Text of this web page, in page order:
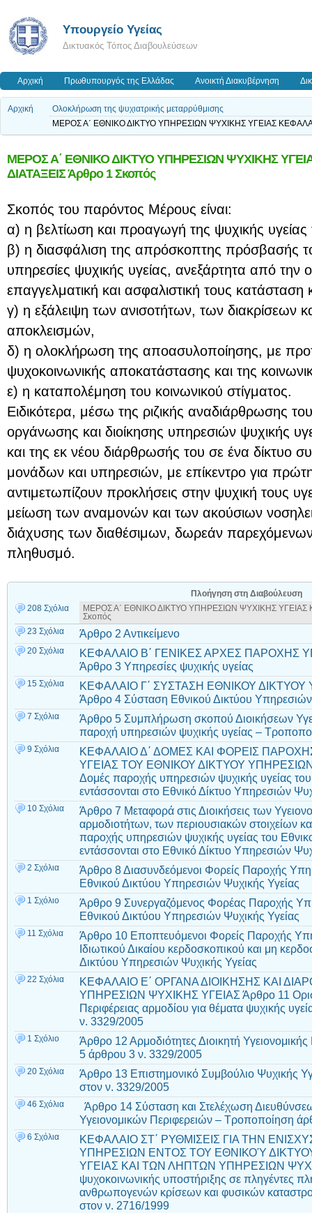
Υπουργείο Υγείας
Δικτυακός Τόπος Διαβουλεύσεων
Αρχική Πρωθυπουργός της Ελλάδας Ανοικτή Διακυβέρνηση
Αρχική
Ολοκλήρωση της ψυχιατρικής μεταρρύθμισης
ΜΕΡΟΣ Α΄ ΕΘΝΙΚΟ ΔΙΚΤΥΟ ΥΠΗΡΕΣΙΩΝ ΨΥΧΙΚΗΣ ΥΓΕΙΑΣ
ΜΕΡΟΣ Α΄ ΕΘΝΙΚΟ ΔΙΚΤΥΟ ΥΠΗΡΕΣΙΩΝ ΨΥΧΙΚΗΣ
ΔΙΑΤΑΞΕΙΣ Άρθρο 1 Σκοπός
Σκοπός του παρόντος Μέρους είναι:
α) η βελτίωση και προαγωγή της ψυχικής
β) η διασφάλιση της απρόσκοπτης πρόσβασής
υπηρεσίες ψυχικής υγείας, ανεξάρτητα από την
επαγγελματική και ασφαλιστική τους κατάσταση
γ) η εξάλειψη των ανισοτήτων, των διακρίσεων
αποκλεισμών,
δ) η ολοκλήρωση της αποασυλοποίησης, με
ψυχοκοινωνικής αποκατάστασης και της
ε) η καταπολέμηση του κοινωνικού στίγματος.
Ειδικότερα, μέσω της ριζικής αναδιάρθρωσης
οργάνωσης και διοίκησης υπηρεσιών ψυχικής
και της εκ νέου διάρθρωσής του σε ένα δίκτυο
μονάδων και υπηρεσιών, με επίκεντρο για
αντιμετωπίζουν προκλήσεις στην ψυχική τους
μείωση των αναμονών και των ακούσιων
διάχυσης των διαθέσιμων, δωρεάν
πληθυσμό.
Πλοήγηση στη Διαβούλευση
208 Σχόλια
ΜΕΡΟΣ Α΄ ΕΘΝΙΚΟ ΔΙΚΤΥΟ ΥΠΗΡΕΣΙΩΝ ΨΥΧΙΚΗΣ ΥΓΕΙΑΣ
Σκοπός
23 Σχόλια
Άρθρο 2 Αντικείμενο
20 Σχόλια
ΚΕΦΑΛΑΙΟ Β΄ ΓΕΝΙΚΕΣ ΑΡΧΕΣ ΠΑΡΟΧΗΣ
Άρθρο 3 Υπηρεσίες ψυχικής υγείας
15 Σχόλια
ΚΕΦΑΛΑΙΟ Γ΄ ΣΥΣΤΑΣΗ ΕΘΝΙΚΟΥ
Άρθρο 4 Σύσταση Εθνικού Δικτύου Υπηρεσιών
7 Σχόλια
Άρθρο 5 Συμπλήρωση σκοπού Διοικήσεων
παροχή υπηρεσιών ψυχικής υγείας –
9 Σχόλια
ΚΕΦΑΛΑΙΟ Δ΄ ΔΟΜΕΣ ΚΑΙ ΦΟΡΕΙΣ
ΥΓΕΙΑΣ ΤΟΥ ΕΘΝΙΚΟΥ ΔΙΚΤΥΟΥ
Δομές παροχής υπηρεσιών ψυχικής υγείας
εντάσσονται στο Εθνικό Δίκτυο Υπηρεσιών
10 Σχόλια
Άρθρο 7 Μεταφορά στις Διοικήσεις των
αρμοδιοτήτων, των περιουσιακών στοιχείων
παροχής υπηρεσιών ψυχικής υγείας του
εντάσσονται στο Εθνικό Δίκτυο Υπηρεσιών
2 Σχόλια
Άρθρο 8 Διασυνδεόμενοι Φορείς Παροχής
Εθνικού Δικτύου Υπηρεσιών Ψυχικής Υγείας
1 Σχόλιο
Άρθρο 9 Συνεργαζόμενος Φορέας Παροχής
Εθνικού Δικτύου Υπηρεσιών Ψυχικής Υγείας
11 Σχόλια
Άρθρο 10 Εποπτευόμενοι Φορείς Παροχής
Ιδιωτικού Δικαίου κερδοσκοπικού και μη
Δικτύου Υπηρεσιών Ψυχικής Υγείας
22 Σχόλια
ΚΕΦΑΛΑΙΟ Ε΄ ΟΡΓΑΝΑ ΔΙΟΙΚΗΣΗΣ ΚΑΙ
ΥΠΗΡΕΣΙΩΝ ΨΥΧΙΚΗΣ ΥΓΕΙΑΣ Άρθρο 11
Περιφέρειας αρμοδίου για θέματα ψυχικής
ν. 3329/2005
1 Σχόλιο
Άρθρο 12 Αρμοδιότητες Διοικητή
5 άρθρου 3 ν. 3329/2005
20 Σχόλια
Άρθρο 13 Επιστημονικό Συμβούλιο Ψυχικής
στον ν. 3329/2005
46 Σχόλια
Άρθρο 14 Σύσταση και Στελέχωση
Υγειονομικών Περιφερειών – Τροποποίηση
6 Σχόλια
ΚΕΦΑΛΑΙΟ ΣΤ΄ ΡΥΘΜΙΣΕΙΣ ΓΙΑ ΤΗΝ
ΥΠΗΡΕΣΙΩΝ ΕΝΤΟΣ ΤΟΥ ΕΘΝΙΚΟΎ
ΥΓΕΙΑΣ ΚΑΙ ΤΩΝ ΛΗΠΤΩΝ ΥΠΗΡΕΣΙΩΝ
ψυχοκοινωνικής υποστήριξης σε πληγέντες
ανθρωπογενών κρίσεων και φυσικών
στον ν. 2716/1999